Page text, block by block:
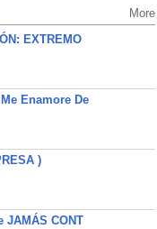
More
EXTREMO
Enamore De
)
JAMÁS CONT